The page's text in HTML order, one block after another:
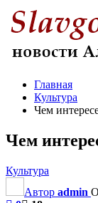
Главная
Культура
Чем
Чем
Культура
Автор admin